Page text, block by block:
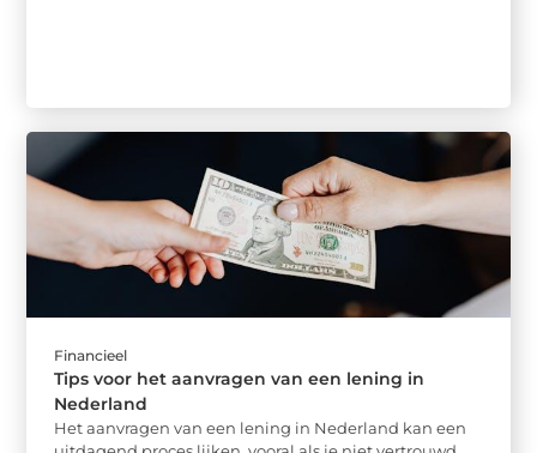
Financieel
Tips voor het aanvragen van een lening in
Nederland
Het aanvragen van een lening in Nederland kan een